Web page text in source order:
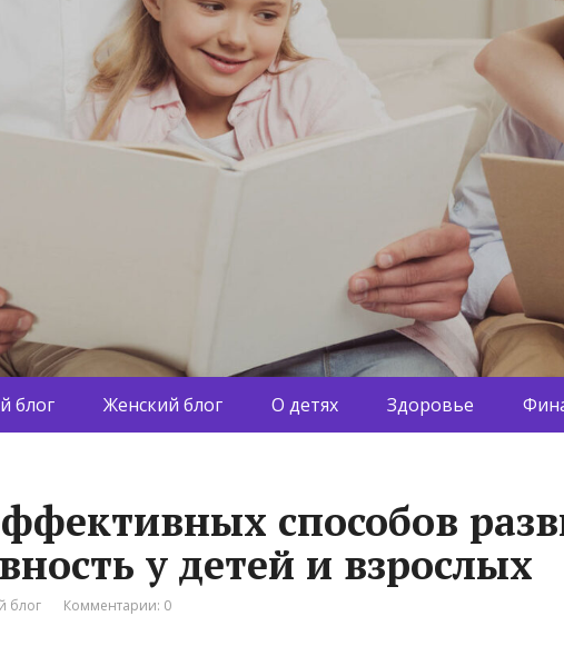
блог Женский блог О детях Здоровье
способов
у детей и взрослых
блог Комментарии: 0